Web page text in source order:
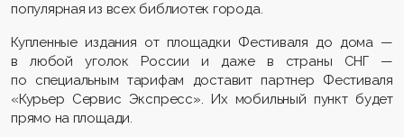
популярная из всех библиотек города.
Купленные издания от площадки Фестиваля до дома —
в любой уголок России и даже в страны СНГ —
по специальным тарифам доставит партнер Фестиваля
«Курьер Сервис Экспресс». Их мобильный пункт будет
прямо на площади.